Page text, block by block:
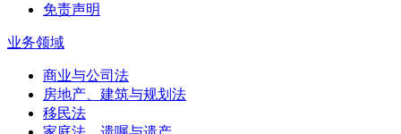
免责声明
业务领域
商业与公司法
房地产、建筑与规划法
移民法